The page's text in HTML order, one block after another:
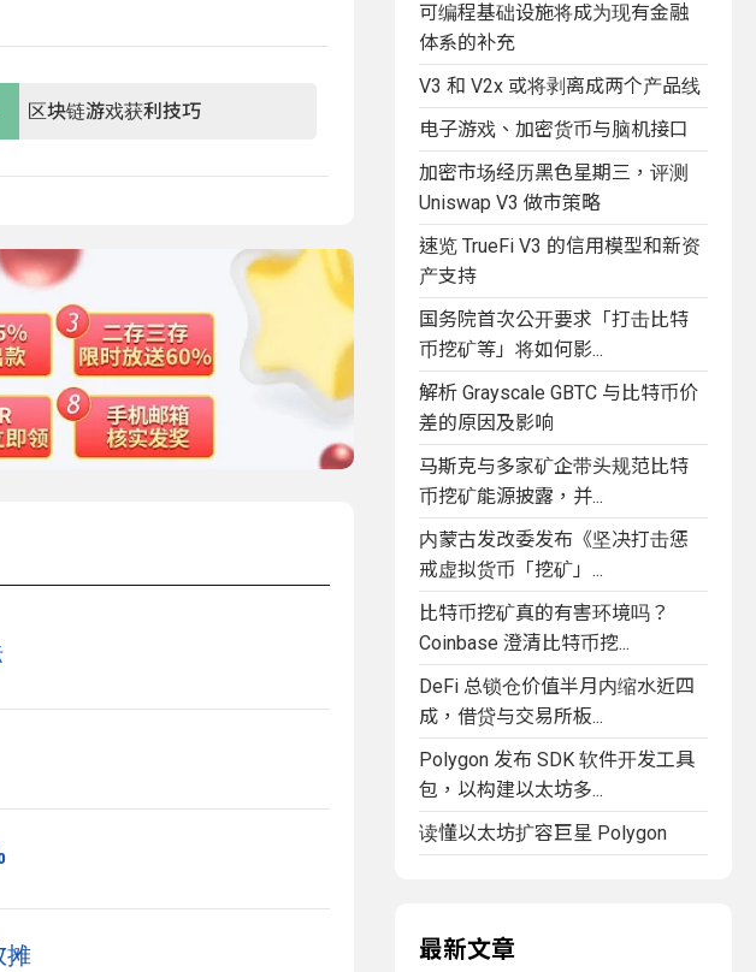
区块链游戏获利技巧
摊
可编程基础设施将成为现有金融
体系的补充
V3 和 V2x 或将剥离成两个产品线
电子游戏、加密货币与脑机接口
加密市场经历黑色星期三，评测
Uniswap V3 做市策略
速览 TrueFi V3 的信用模型和新资
产支持
国务院首次公开要求「打击比特
币挖矿等」将如何影...
解析 Grayscale GBTC 与比特币价
差的原因及影响
马斯克与多家矿企带头规范比特
币挖矿能源披露，并...
内蒙古发改委发布《坚决打击惩
戒虚拟货币「挖矿」...
比特币挖矿真的有害环境吗？
Coinbase 澄清比特币挖...
DeFi 总锁仓价值半月内缩水近四
成，借贷与交易所板...
Polygon 发布 SDK 软件开发工具
包，以构建以太坊多...
读懂以太坊扩容巨星 Polygon
最新文章